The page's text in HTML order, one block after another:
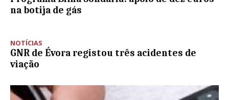
na botija de gás
NOTÍCIAS
GNR de Évora registou três acidentes de
viação